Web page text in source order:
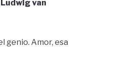
Ludwig van
genio. Amor, esa